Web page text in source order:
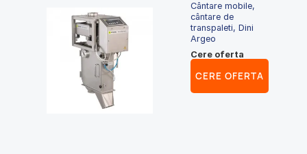
Cântare mobile,
cântare de
transpaleti, Dini
Argeo
Cere oferta
CERE OFERTA